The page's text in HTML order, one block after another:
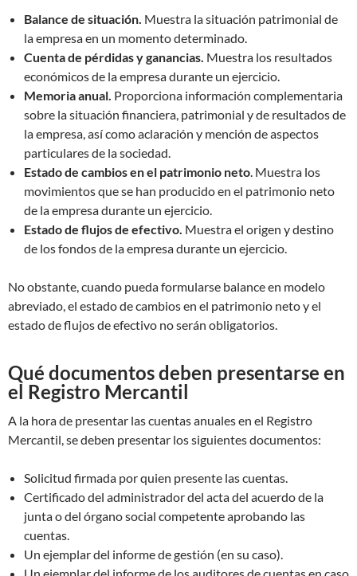
Balance de situación. Muestra la situación patrimonial de
la empresa en un momento determinado.
Cuenta de pérdidas y ganancias. Muestra los resultados
económicos de la empresa durante un ejercicio.
Memoria anual. Proporciona información complementaria
sobre la situación financiera, patrimonial y de resultados de
la empresa, así como aclaración y mención de aspectos
particulares de la sociedad.
Estado de cambios en el patrimonio neto. Muestra los
movimientos que se han producido en el patrimonio neto
de la empresa durante un ejercicio.
Estado de flujos de efectivo. Muestra el origen y destino
de los fondos de la empresa durante un ejercicio.
No obstante, cuando pueda formularse balance en modelo
abreviado, el estado de cambios en el patrimonio neto y el
estado de flujos de efectivo no serán obligatorios.
Qué documentos deben presentarse en
el Registro Mercantil
A la hora de presentar las cuentas anuales en el Registro
Mercantil, se deben presentar los siguientes documentos:
Solicitud firmada por quien presente las cuentas.
Certificado del administrador del acta del acuerdo de la
junta o del órgano social competente aprobando las
cuentas.
Un ejemplar del informe de gestión (en su caso).